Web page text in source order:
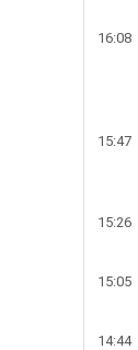
16:08
15:47
15:26
15:05
14:44